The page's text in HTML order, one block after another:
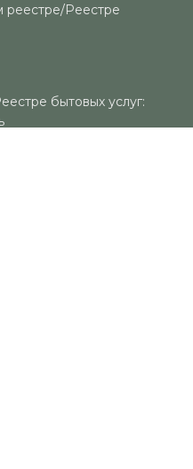
реестре/Реестре
бытовых услуг: